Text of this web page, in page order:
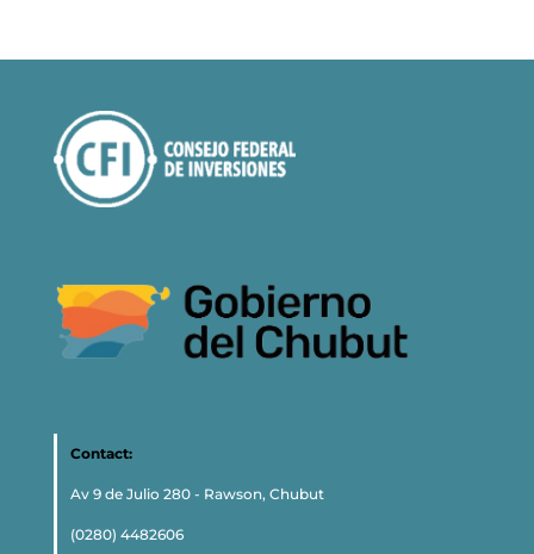
Contact:
Av 9 de Julio 280 - Rawson, Chubut
(0280) 4482606